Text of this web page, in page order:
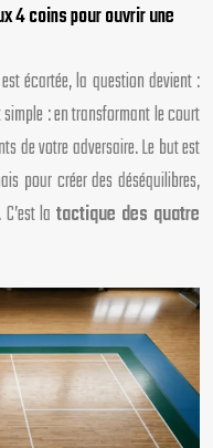
4 coins pour ouvrir une
écartée, la question devient :
: en transformant le court
de votre adversaire. Le but est
pour créer des déséquilibres,
latactique des quatre